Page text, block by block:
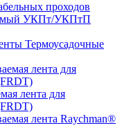
проходов
УКПт/УКПтП
Термоусадочные
лента для